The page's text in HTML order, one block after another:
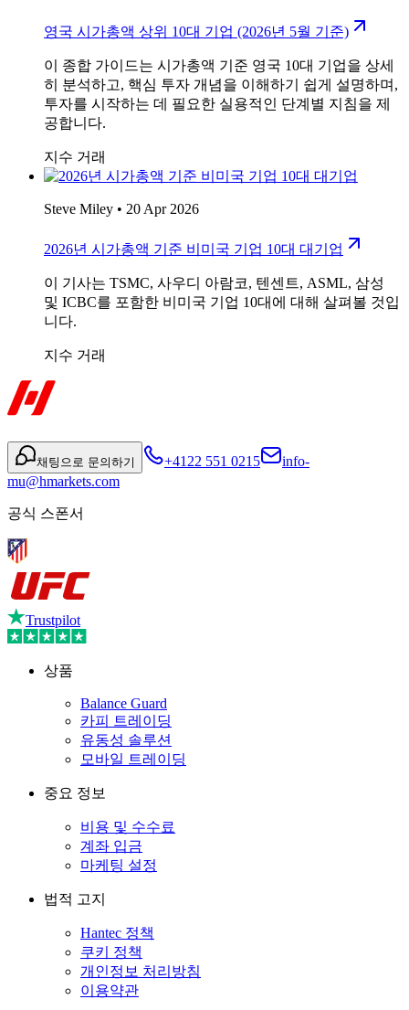
영국 시가총액 상위 10대 기업 (2026년 5월 기준)
이 종합 가이드는 시가총액 기준 영국 10대 기업을 상세
히 분석하고, 핵심 투자 개념을 이해하기 쉽게 설명하며,
투자를 시작하는 데 필요한 실용적인 단계별 지침을 제
공합니다.
지수 거래
Steve Miley • 20 Apr 2026
2026년 시가총액 기준 비미국 기업 10대 대기업
이 기사는 TSMC, 사우디 아람코, 텐센트, ASML, 삼성
및 ICBC를 포함한 비미국 기업 10대에 대해 살펴볼 것입
니다.
지수 거래
채팅으로 문의하기 +4122 551 0215
info-
mu@hmarkets.com
공식 스폰서
Trustpilot
상품
Balance Guard
카피 트레이딩
유동성 솔루션
모바일 트레이딩
중요 정보
비용 및 수수료
계좌 입금
마케팅 설정
법적 고지
Hantec 정책
쿠키 정책
개인정보 처리방침
이용약관